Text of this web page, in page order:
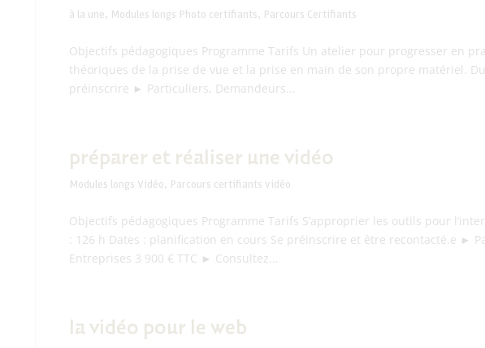
à la une , Modules longs Photo certifiants , Parcours Certifiants
Objectifs pédagogiques Programme Tarifs Un atelier pour progresser en
théoriques de la prise de vue et la prise en main de son propre matériel.
préinscrire ► Particuliers, Demandeurs...
préparer et réaliser une vidéo
Modules longs Vidéo , Parcours certifiants vidéo
Objectifs pédagogiques Programme Tarifs S’approprier les outils pour
: 126 h Dates : planification en cours Se préinscrire et être recontacté.e ►
Entreprises 3 900 € TTC ► Consultez...
la vidéo pour le web